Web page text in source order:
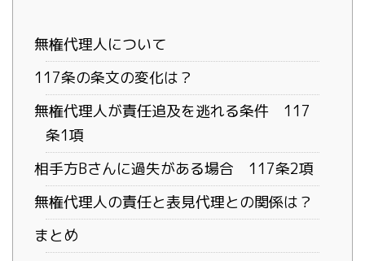
無権代理人について
117条の条文の変化は？
無権代理人が責任追及を逃れる条件 117
条1項
相手方Bさんに過失がある場合 117条2項
無権代理人の責任と表見代理との関係は？
まとめ